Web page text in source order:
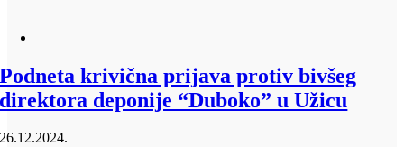
Podneta krivična prijava protiv bivšeg
direktora deponije “Duboko” u Užicu
26.12.2024.|